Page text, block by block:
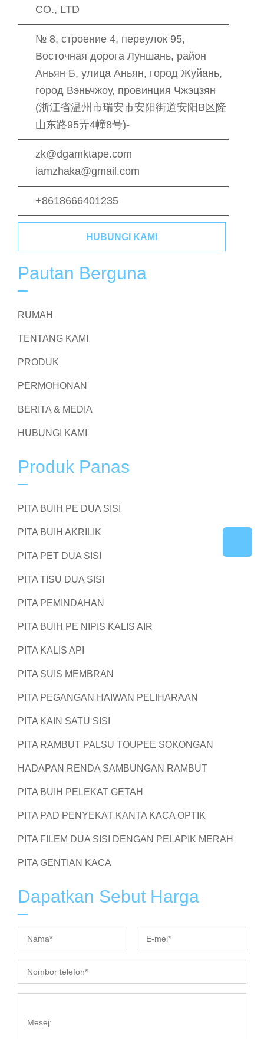
CO., LTD
№ 8, строение 4, переулок 95,
Восточная дорога Луншань, район
Аньян Б, улица Аньян, город Жуйань,
город Вэньчжоу, провинция Чжэцзян
(浙江省温州市瑞安市安阳街道安阳B区隆
山东路95弄4幢8号)-
zk@dgamktape.com
iamzhaka@gmail.com
+8618666401235
HUBUNGI KAMI
Pautan Berguna
RUMAH
TENTANG KAMI
PRODUK
PERMOHONAN
BERITA & MEDIA
HUBUNGI KAMI
Produk Panas
PITA BUIH PE DUA SISI
PITA BUIH AKRILIK
PITA PET DUA SISI
PITA TISU DUA SISI
PITA PEMINDAHAN
PITA BUIH PE NIPIS KALIS AIR
PITA KALIS API
PITA SUIS MEMBRAN
PITA PEGANGAN HAIWAN PELIHARAAN
PITA KAIN SATU SISI
PITA RAMBUT PALSU TOUPEE SOKONGAN
HADAPAN RENDA SAMBUNGAN RAMBUT
PITA BUIH PELEKAT GETAH
PITA PAD PENYEKAT KANTA KACA OPTIK
PITA FILEM DUA SISI DENGAN PELAPIK MERAH
PITA GENTIAN KACA
Dapatkan Sebut Harga